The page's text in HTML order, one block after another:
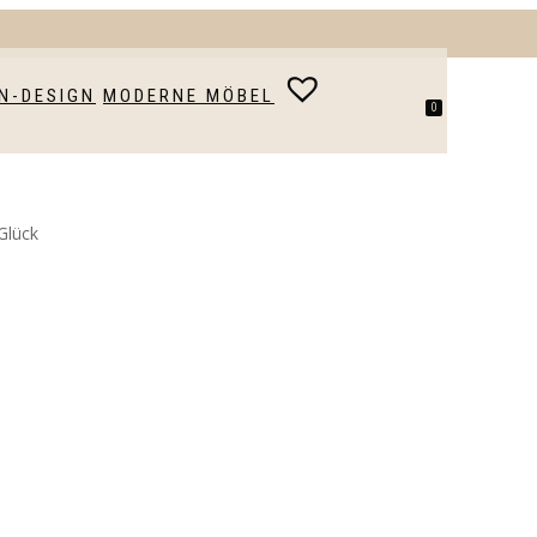
DESIGN MODERNE MÖBEL
0